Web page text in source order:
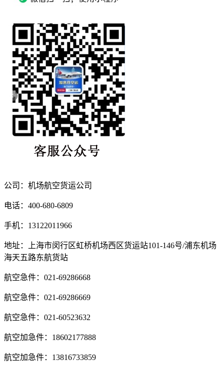
公司：机场航空货运公司
电话：400-680-6809
手机：13122011966
地址：上海市闵行区虹桥机场西区货运站101-146号/浦东机场
海天五路东航货站
航空急件：021-69286668
航空急件：021-69286669
航空急件：021-60523632
航空加急件：18602177888
航空加急件：13816733859